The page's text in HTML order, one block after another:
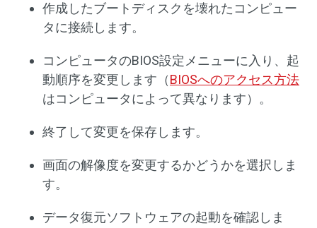
作成したブートディスクを壊れたコンピュー
タに接続します。
コンピュータのBIOS設定メニューに入り、起
動順序を変更します（BIOSへのアクセス方法
はコンピュータによって異なります）。
終了して変更を保存します。
画面の解像度を変更するかどうかを選択しま
す。
データ復元ソフトウェアの起動を確認しま